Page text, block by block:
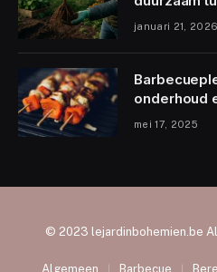
januari 21, 2026
onderhoud
mei 17, 2025
© 2023 lejardinbohemien.be
Algemeen Barbecue